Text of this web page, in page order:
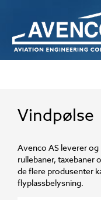
Vindpølse
Avenco AS leverer
rullebaner, taxebaner
de flere produsenter
flyplassbelysning.